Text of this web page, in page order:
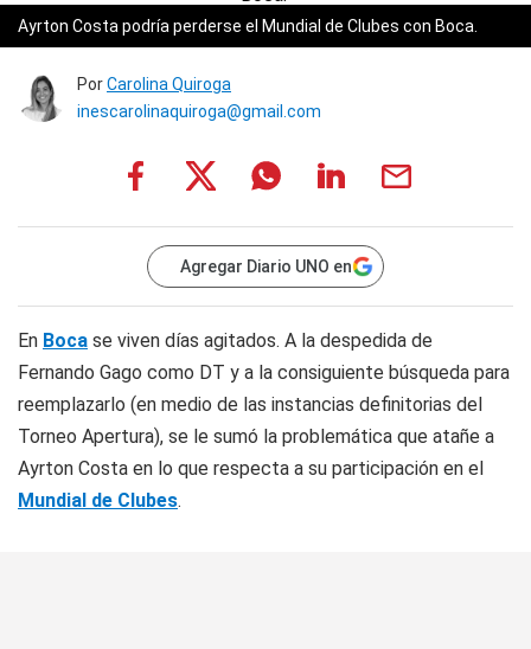
Ayrton Costa podría perderse el Mundial de Clubes con Boca.
PorCarolina Quiroga
inescarolinaquiroga@gmail.com
Agregar Diario UNO en
En Boca se viven días agitados. A la despedida de
Fernando Gago como DT y a la consiguiente búsqueda para
reemplazarlo (en medio de las instancias definitorias del
Torneo Apertura), se le sumó la problemática que atañe a
Ayrton Costa en lo que respecta a su participación en el
Mundial de Clubes.